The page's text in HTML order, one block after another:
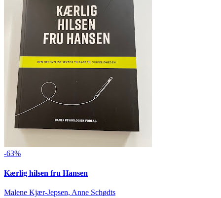
-63%
Kærlig hilsen fru Hansen
Malene Kjær-Jepsen, Anne Schødts